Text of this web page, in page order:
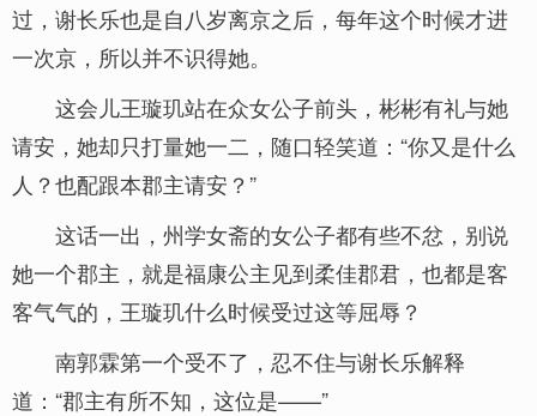
过，谢长乐也是自八岁离京之后，每年这个时候才进
一次京，所以并不识得她。
这会儿王璇玑站在众女公子前头，彬彬有礼与她
请安，她却只打量她一二，随口轻笑道：“你又是什么
人？也配跟本郡主请安？”
这话一出，州学女斋的女公子都有些不忿，别说
她一个郡主，就是福康公主见到柔佳郡君，也都是客
客气气的，王璇玑什么时候受过这等屈辱？
南郭霖第一个受不了，忍不住与谢长乐解释
道：“郡主有所不知，这位是——”